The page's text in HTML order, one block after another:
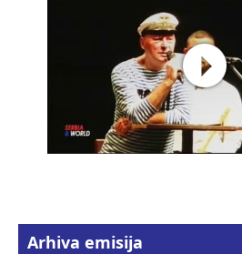
Arhiva emisija